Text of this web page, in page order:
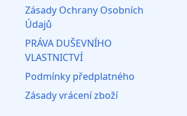
Zásady Ochrany Osobních
Údajů
PRÁVA DUŠEVNÍHO
VLASTNICTVÍ
Podmínky předplatného
Zásady vrácení zboží